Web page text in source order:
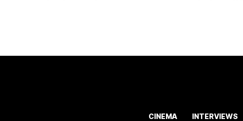
CINEMA INTERVIEWS